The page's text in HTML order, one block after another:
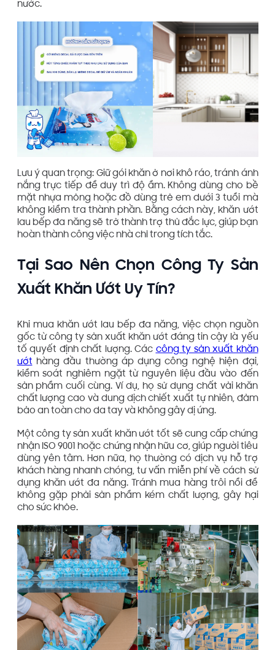
nước.
Lưu ý quan trọng: Giữ gói khăn ở nơi khô ráo, tránh ánh
nắng trực tiếp để duy trì độ ẩm. Không dùng cho bề
mặt nhựa mỏng hoặc đồ dùng trẻ em dưới 3 tuổi mà
không kiểm tra thành phần. Bằng cách này, khăn ướt
lau bếp đa năng sẽ trở thành trợ thủ đắc lực, giúp bạn
hoàn thành công việc nhà chỉ trong tích tắc.
Tại Sao Nên Chọn Công Ty Sản
Xuất Khăn Ướt Uy Tín?
Khi mua khăn ướt lau bếp đa năng, việc chọn nguồn
gốc từ công ty sản xuất khăn ướt đáng tin cậy là yếu
tố quyết định chất lượng. Các công ty sản xuất khăn
ướt hàng đầu thường áp dụng công nghệ hiện đại,
kiểm soát nghiêm ngặt từ nguyên liệu đầu vào đến
sản phẩm cuối cùng. Ví dụ, họ sử dụng chất vải khăn
chất lượng cao và dung dịch chiết xuất tự nhiên, đảm
bảo an toàn cho da tay và không gây dị ứng.
Một công ty sản xuất khăn ướt tốt sẽ cung cấp chứng
nhận ISO 9001 hoặc chứng nhận hữu cơ, giúp người tiêu
dùng yên tâm. Hơn nữa, họ thường có dịch vụ hỗ trợ
khách hàng nhanh chóng, tư vấn miễn phí về cách sử
dụng khăn ướt đa năng. Tránh mua hàng trôi nổi để
không gặp phải sản phẩm kém chất lượng, gây hại
cho sức khỏe.